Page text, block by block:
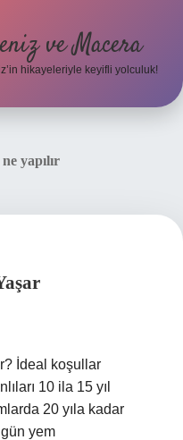
ve Macera
hikayeleriyle keyifli yolculuk!
yapılır
İdeal koşullar
10 ila 15 yıl
20 yıla kadar
yem